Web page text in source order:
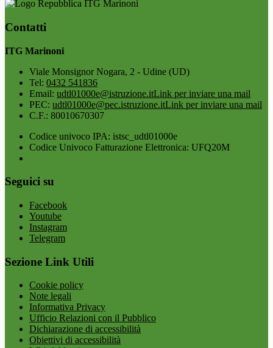
ITG Marinoni
Contatti
ITG Marinoni
Viale Monsignor Nogara, 2 - Udine (UD)
Tel: 0432 541836
Email: udtl01000e@istruzione.itLink per inviare una mail
PEC: udtl01000e@pec.istruzione.itLink per inviare una mail
C.F.: 80010670307
Codice univoco IPA: istsc_udtl01000e
Codice Univoco Fatturazione Elettronica: UFQ20M
Seguici su
Facebook
Youtube
Instagram
Telegram
Sezione Link Utili
Cookie policy
Note legali
Informativa Privacy
Ufficio Relazioni con il Pubblico
Dichiarazione di accessibilità
Obiettivi di accessibilità